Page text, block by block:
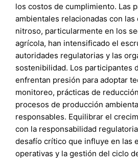
los costos de cumplimiento. Las
ambientales relacionadas con
nitroso, particularmente en los
agrícola, han intensificado el
autoridades regulatorias y las
sostenibilidad. Los participantes
enfrentan presión para adoptar
monitoreo, prácticas de
procesos de producción
responsables. Equilibrar el
con la responsabilidad
desafío crítico que influye en las
operativas y la gestión del ciclo